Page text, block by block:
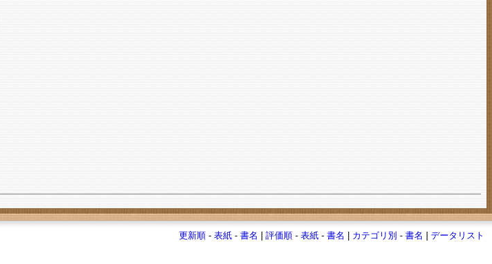
更新順 -表紙 -書名 |評価順 -表紙 -書名 カテゴリ別 -書名 |データリスト